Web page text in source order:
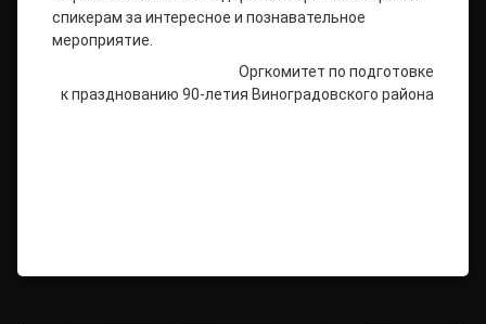
спикерам за интересное и познавательное
мероприятие.
Оргкомитет по подготовке
к празднованию 90-летия Виноградовского района